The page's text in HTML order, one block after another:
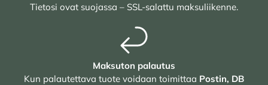
Tietosi ovat suojassa – SSL-salattu maksuliikenne.
Maksuton palautus
Kun palautettava tuote voidaan toimittaa Postin, DB